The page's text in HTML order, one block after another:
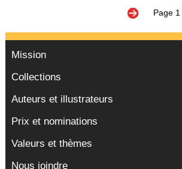
Page 1
Mission
Collections
Auteurs et illustrateurs
Prix et nominations
Valeurs et thèmes
Nous joindre